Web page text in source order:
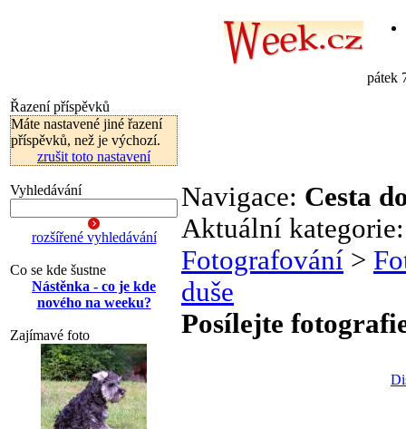
pátek
Řazení příspěvků
Máte nastavené jiné řazení
příspěvků, než je výchozí.
zrušit toto nastavení
Vyhledávání
rozšířené vyhledávání
Co se kde šustne
Nástěnka - co je kde
nového na weeku?
Zajímavé foto
Navigace: Cesta
Aktuální
Fotografování >
duše
Posílejte